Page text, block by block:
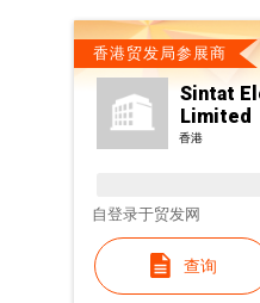
香港贸发局参展商
Sintat
Limited
香港
自登录于贸发网
查询